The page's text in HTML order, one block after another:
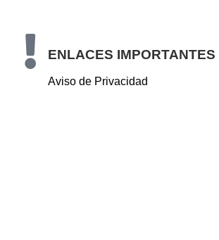
ENLACES IMPORTANTES
Aviso de Privacidad